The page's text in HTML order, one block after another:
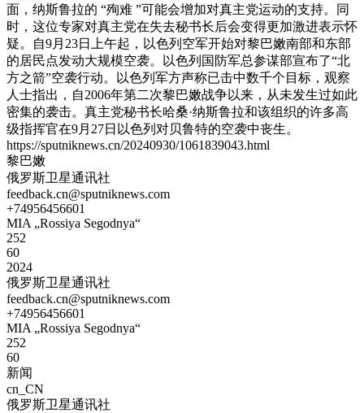
面，纳斯鲁拉的 “殉难 ”可能会增加对真主党运动的支持。同
时，这位专家对真主党在失去秘书长后会变得更加激进表示怀
疑。自9月23日上午起，以色列空军开始对黎巴嫩南部和东部
的居民点发动大规模空袭。以色列国防军总参谋部宣布了“北
方之箭”空袭行动。以色列军方声称已击中数千个目标，观察
人士指出，自2006年第二次黎巴嫩战争以来，从未发生过如此
密集的袭击。真主党秘书长哈桑·纳斯鲁拉和该组织的许多高
级指挥官在9月27日以色列对贝鲁特的空袭中丧生。
https://sputniknews.cn/20240930/1061839043.html
黎巴嫩
俄罗斯卫星通讯社
feedback.cn@sputniknews.com
+74956456601
MIA „Rossiya Segodnya“
252
60
2024
俄罗斯卫星通讯社
feedback.cn@sputniknews.com
+74956456601
MIA „Rossiya Segodnya“
252
60
新闻
cn_CN
俄罗斯卫星通讯社